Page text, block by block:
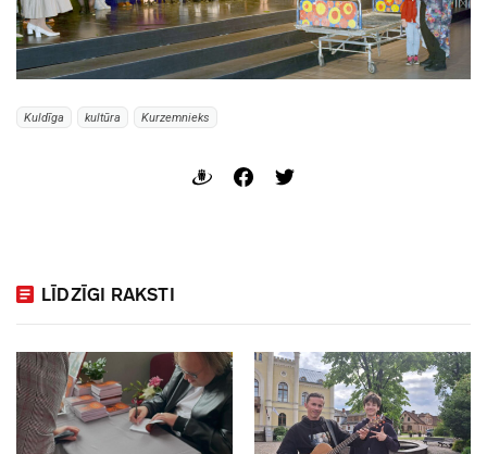
Kuldīga kultūra Kurzemnieks
LĪDZĪGI RAKSTI